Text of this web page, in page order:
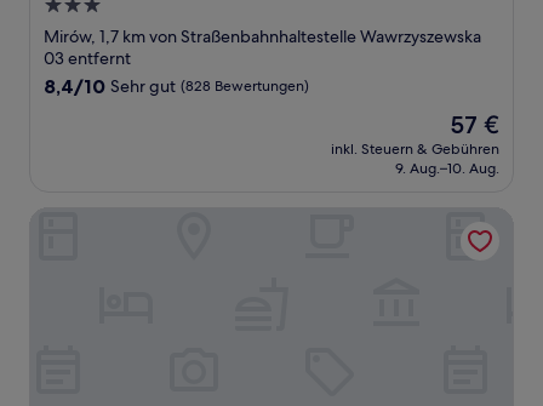
3.0-
Sterne-
Unterkunft
Mirów, 1,7 km von Straßenbahnhaltestelle Wawrzyszewska
03 entfernt
8.4
Bewertungen)
8,4/10 Sehr gut (828 Bewertungen)
Der
Preis
beträgt
57 €
inkl. Steuern & Gebühren
9. Aug.–10. Aug.